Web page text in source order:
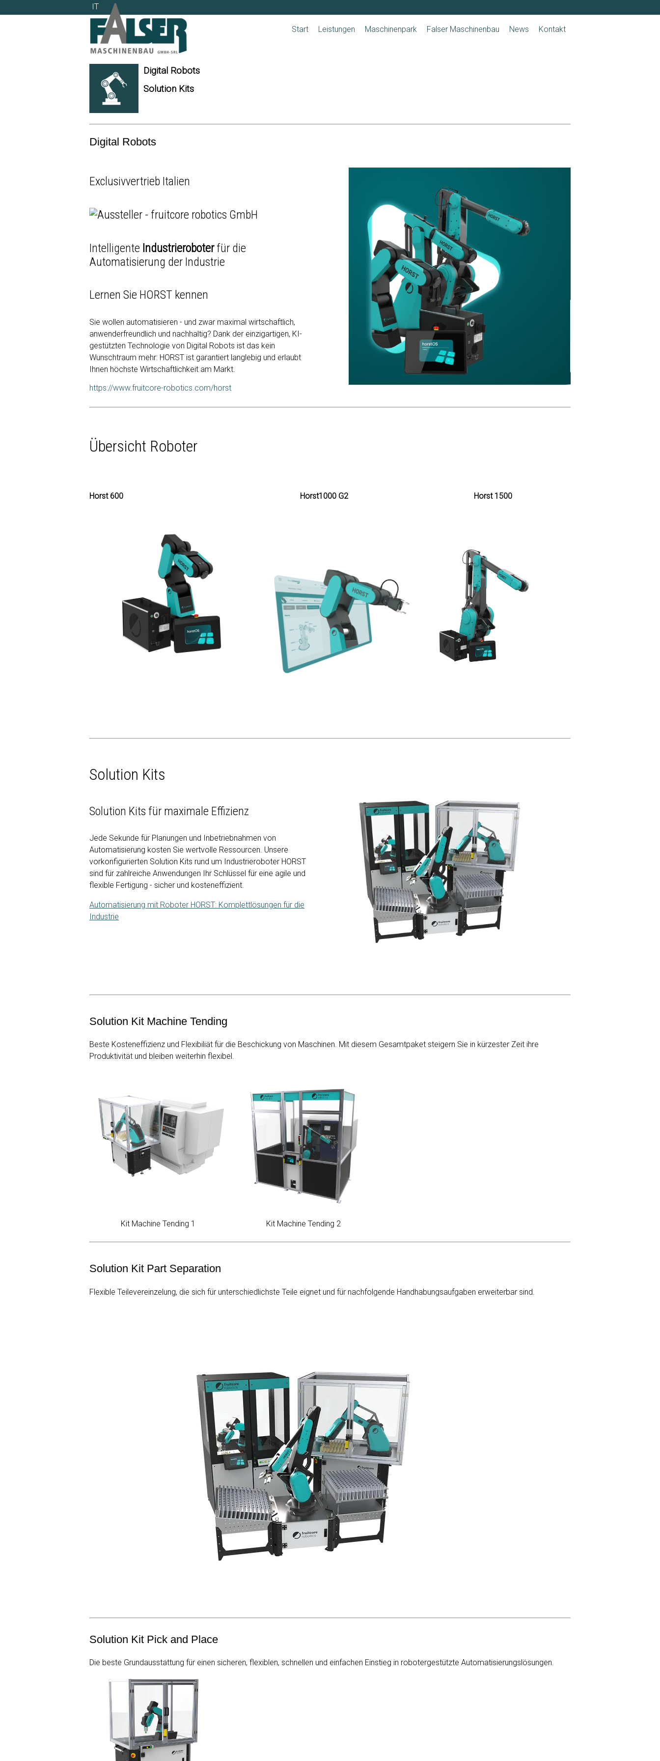
IT
IT
überspringen
Start Leistungen Maschinenpark Falser Maschinenbau News Kontakt
Digital Robots
Solution Kits
Digital Robots
Exclusivvertrieb Italien
Intelligente Industrieroboterfür die
Automatisierung der Industrie
Lernen Sie HORST kennen
Sie wollen automatisieren - und zwar maximal wirtschaftlich,
anwenderfreundlich und nachhaltig? Dank der einzigartigen, KI-
gestützten Technologie von Digital Robots ist das kein
Wunschtraum mehr: HORST ist garantiert langlebig und erlaubt
Ihnen höchste Wirtschaftlichkeit am Markt.
https://www.fruitcore-robotics.com/horst
Übersicht Roboter
Horst 600 Horst1000 G2 Horst 1500
Solution Kits
Solution Kits für maximale Effizienz
Jede Sekunde für Planungen und Inbetriebnahmen von
Automatisierung kosten Sie wertvolle Ressourcen. Unsere
vorkonfigurierten Solution Kits rund um Industrieroboter HORST
sind für zahlreiche Anwendungen Ihr Schlüssel für eine agile und
flexible Fertigung - sicher und kosteneffizient.
Automatisierung mit Roboter HORST: Komplettlösungen für die
Industrie
Solution Kit Machine Tending
Beste Kosteneffizienz und Flexibiliät für die Beschickung von Maschinen. Mit diesem Gesamtpaket steigern Sie in kürzester Zeit ihre
Produktivität und bleiben weiterhin flexibel.
Kit Machine Tending 1 Kit Machine Tending 2
Solution Kit Part Separation
Flexible Teilevereinzelung, die sich für unterschiedlichste Teile eignet und für nachfolgende Handhabungsaufgaben erweiterbar sind.
Solution Kit Pick and Place
Die beste Grundausstattung für einen sicheren, flexiblen, schnellen und einfachen Einstieg in robotergestützte Automatisierungslösungen.